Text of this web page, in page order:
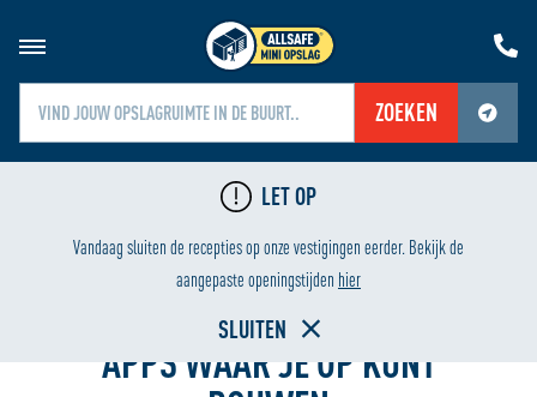
ZOEKEN
Jouw locatiediensten zijn uitgeschakeld.
Schakel jouw locatiediensten in om deze functie te gebruiken.
LET OP
Vandaag sluiten de recepties op onze vestigingen eerder. Bekijk de
aangepaste openingstijden hier
SLUITEN
LAAGSTE PRIJS
Home
APPS WAAR JE OP KUNT